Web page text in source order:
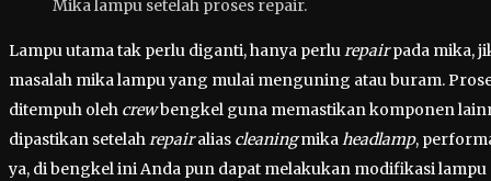
Mika lampu setelah proses repair.
Lampu utama tak perlu diganti, hanya perlurepairpada mika,
masalah mika lampu yang mulai menguning atau buram.
ditempuh oleh crewbengkel guna memastikan komponen
dipastikan setelahrepairalias cleaningmikaheadlamp,
ya, di bengkel ini Anda pun dapat melakukan modifikasi